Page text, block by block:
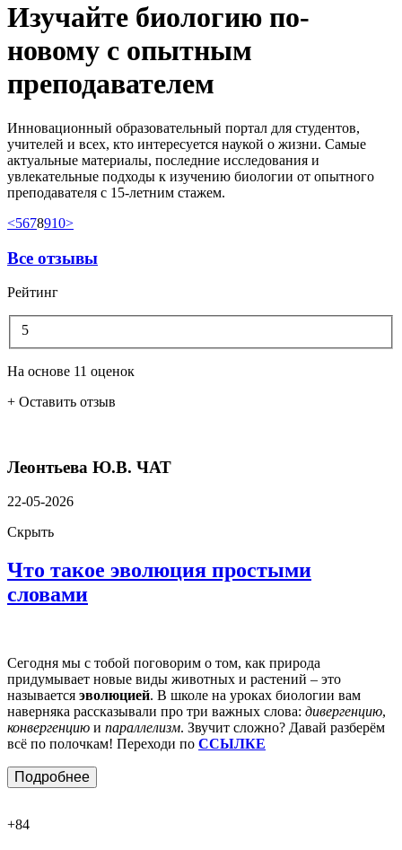
Изучайте биологию по-
новому с опытным
преподавателем
Инновационный образовательный портал для студентов,
учителей и всех, кто интересуется наукой о жизни. Самые
актуальные материалы, последние исследования и
увлекательные подходы к изучению биологии от опытного
преподавателя с 15-летним стажем.
<5678910>
Все отзывы
Рейтинг
5
На основе 11 оценок
+ Оставить отзыв
Леонтьева Ю.В. ЧАТ
22-05-2026
Скрыть
Что такое эволюция простыми
словами
Сегодня мы с тобой поговорим о том, как природа
придумывает новые виды животных и растений – это
называется эволюцией. В школе на уроках биологии вам
наверняка рассказывали про три важных слова: дивергенцию,
конвергенцию и параллелизм. Звучит сложно? Давай разберём
всё по полочкам! Переходи по ССЫЛКЕ
Подробнее
+84